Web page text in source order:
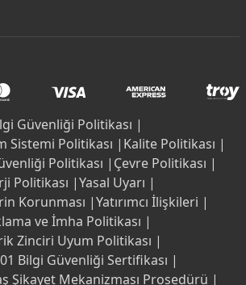
Güvenliği Politikası |
Sistemi Politikası | Kalite Politikası |
Politikası | Çevre Politikası |
Politikası |Yasal Uyarı |
Korunması |Yatırımcı İlişkileri |
ve İmha Politikası |
Zinciri Uyum Politikası |
Bilgi Güvenliği Sertifikası |
Şikayet Mekanizması Prosedürü |